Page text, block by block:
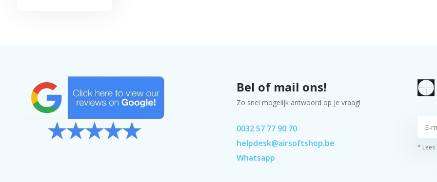
Bel of mail ons!
Zo snel mogelijk antwoord op je vraag!
0032 57 77 90 70
helpdesk@airsoftshop.be
Whatsapp
* Lees